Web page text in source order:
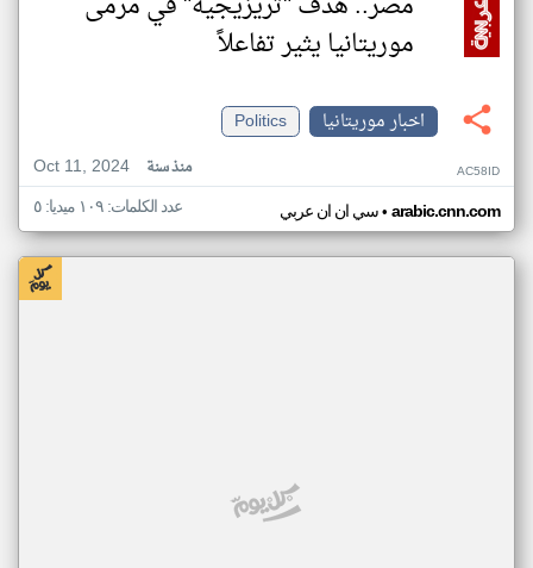
موريتانيا يثير تفاعلاً
اخبار موريتانيا
Politics
Oct 11, 2024
منذ سنة AC58ID
سي ان ان عربي• arabic.cnn.com عدد الكلمات: ١٠٩ ميديا: ٥